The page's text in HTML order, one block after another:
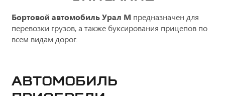
Бортовой автомобиль Урал М предназначен для
перевозки грузов, а также буксирования прицепов по
всем видам дорог.
Автомобиль